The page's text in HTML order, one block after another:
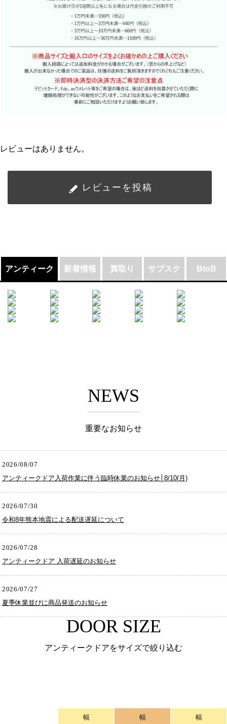
レビューはありません。
レビューを投稿
アンティーク 新着情報 買取り サブスク BtoB
NEWS
重要なお知らせ
2026/08/07
アンティークドア入荷作業に伴う臨時休業のお知らせ│8/10(月)
2026/07/30
令和8年熊本地震による配送遅延について
2026/07/28
アンティークドア 入荷遅延のお知らせ
2026/07/27
夏季休業並びに商品発送のお知らせ
DOOR SIZE
アンティークドアをサイズで絞り込む
幅 幅 幅